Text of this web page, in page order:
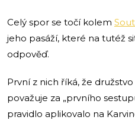
Celý spor se točí kolem
jeho pasáží, které na tutéž
odpověď.
První z nich říká, že
považuje za „prvního
pravidlo aplikovalo na